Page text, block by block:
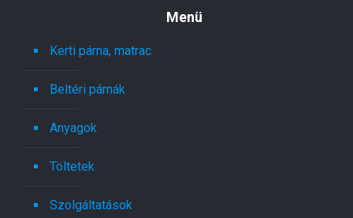
Menü
Kerti párna, matrac
Beltéri párnák
Anyagok
Töltetek
Szolgáltatások